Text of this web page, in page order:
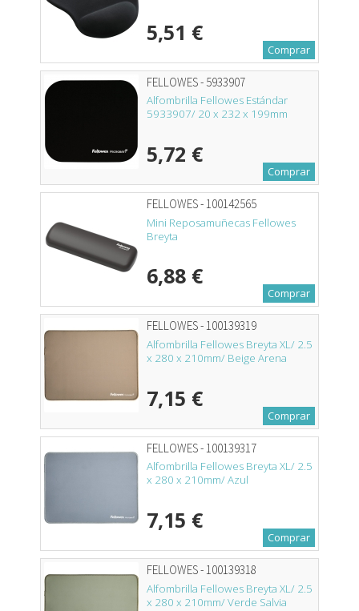
5,51 €
Comprar
FELLOWES - 5933907
Alfombrilla Fellowes Estándar
5933907/ 20 x 232 x 199mm
5,72 €
Comprar
FELLOWES - 100142565
Mini Reposamuñecas Fellowes
Breyta
6,88 €
Comprar
FELLOWES - 100139319
Alfombrilla Fellowes Breyta XL/ 2.5
x 280 x 210mm/ Beige Arena
7,15 €
Comprar
FELLOWES - 100139317
Alfombrilla Fellowes Breyta XL/ 2.5
x 280 x 210mm/ Azul
7,15 €
Comprar
FELLOWES - 100139318
Alfombrilla Fellowes Breyta XL/ 2.5
x 280 x 210mm/ Verde Salvia